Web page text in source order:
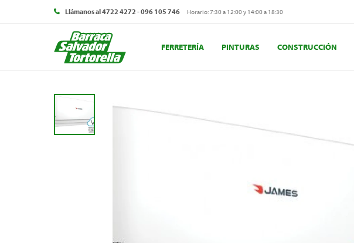
FERRETERÍA PINTURAS CONSTRUCCIÓN
Llámanos al 4722 4272 - 096 105 746 Horario: 7:30 a 12:00 y 14:00 a 18:30